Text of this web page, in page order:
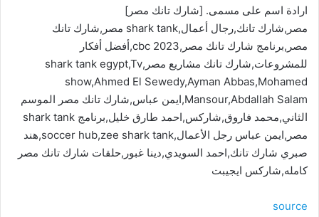
ارادة اسم على مسمى. [شارك تانك مصر]
مصر,شارك تانك,رجال أعمال,shark tank مصر,شارك تانك
مصر,برنامج شارك تانك مصر,cbc 2023,أفضل أفكار
للمشروعات,شارك تانك مشاريع مصر,shark tank egypt,Tv
show,Ahmed El Sewedy,Ayman Abbas,Mohamed
Mansour,Abdallah Salam,ايمن عباس,شارك تانك مصر الموسم
الثاني,محمد فاروق,شاركس,احمد طارق خليل,برنامج shark tank
مصر,ايمن عباس رجل الأعمال,soccer hub,zee shark tank,هند
صبري شارك تانك,احمد السويدي,دينا غبور,حلقات شارك تانك مصر
كامله,شاركس ايجيبت
source